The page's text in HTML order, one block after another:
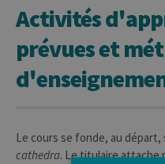
Activités
prévues et
Le cours se fonde, au
cathedra. Le titulaire attache